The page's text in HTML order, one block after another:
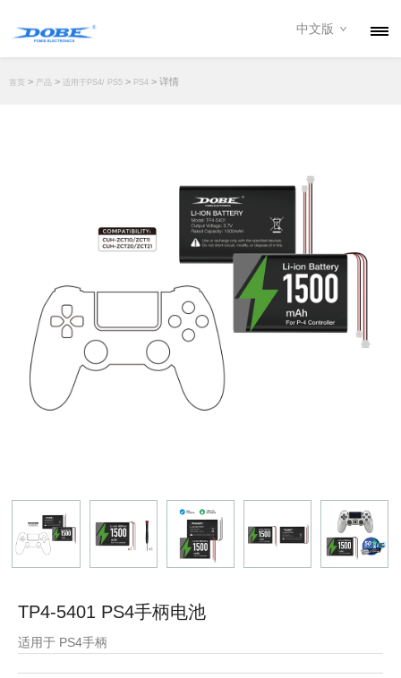
中文版
首页 > 产品 > 适用于PS4/ PS5 > PS4 > 详情
TP4-5401 PS4手柄电池
适用于 PS4手柄